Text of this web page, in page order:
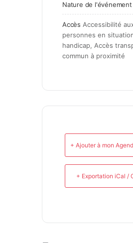
Nature de l'événement
Accès Accessibilité
personnes en
handicap, Accès
commun à proximité
+ Ajouter à mon
+ Exportation iCal /